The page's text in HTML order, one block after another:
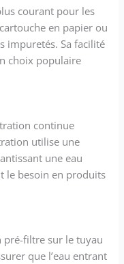
courant pour les
en papier ou
impuretés. Sa facilité
choix populaire
continue
utilise une
une eau
le besoin en produits
pré-filtre sur le tuyau
que l’eau entrant